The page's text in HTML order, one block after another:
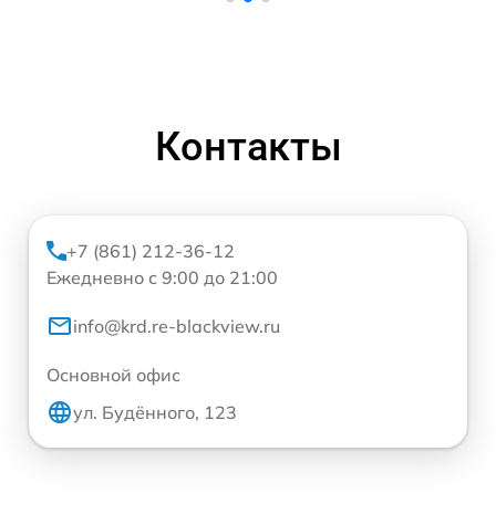
Контакты
+7 (861) 212-36-12
Ежедневно с 9:00 до 21:00
info@krd.re-blackview.ru
Основной офис
ул. Будённого, 123